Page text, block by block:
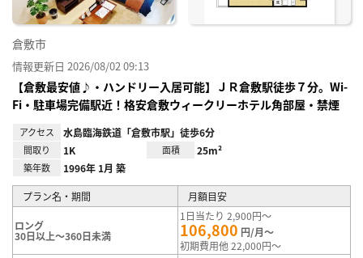
倉敷市
情報更新日 2026/08/02 09:13
【倉敷最安値♪・ハンドリー入居可能】ＪＲ倉敷駅徒歩７分。Wi-
Fi・駐車場完備駅近！格安倉敷ウィークリーホテル角部屋・禁煙
アクセス 水島臨海鉄道「倉敷市駅」徒歩6分
間取り 1K 面積 25m²
築年数 1996年 1月 築
プラン名・期間 月額目安
ロング
30日以上～360日未満
1日当たり 2,900円～
106,800 円/月～
初期費用他 22,000円～